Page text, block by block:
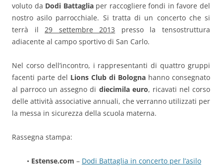
voluto da Dodi Battagliaper raccogliere fondi in favore del
nostro asilo parrocchiale. Si tratta di un concerto che si
terrà il29 settembre 2013 presso la tensostruttura
adiacente al campo sportivo di San Carlo.
Nel corso dell’incontro, i rappresentanti di quattro gruppi
facenti parte del Lions Club di Bologna hanno consegnato
al parroco un assegno di diecimila euro, ricavati nel corso
delle attività associative annuali, che verranno utilizzati per
la messa in sicurezza della scuola materna.
Rassegna stampa:
• Estense.com – Dodi Battaglia in concerto per l’asilo